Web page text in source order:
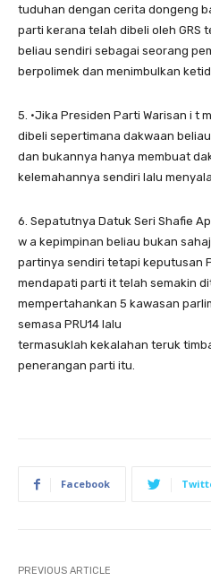
tuduhan dengan cerita dongeng
parti kerana telah dibeli oleh GRS
beliau sendiri sebagai seorang
berpolimek dan menimbulkan
5. •Jika Presiden Parti Warisan i t
dibeli sepertimana dakwaan
dan bukannya hanya membuat
kelemahannya sendiri lalu
6. Sepatutnya Datuk Seri Shafie
w a kepimpinan beliau bukan
partinya sendiri tetapi keputusan
mendapati parti it telah semakin
mempertahankan 5 kawasan
semasa PRU14 lalu
termasuklah kekalahan teruk
penerangan parti itu.
Facebook
PREVIOUS ARTICLE